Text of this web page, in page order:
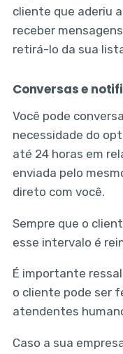
cliente que aderiu
receber
retirá-lo da sua
Conversas e
Você pode
necessidade do
até 24 horas em
enviada pelo
direto com você.
Sempre que o
esse intervalo é
É importante
o cliente pode ser
atendentes
Caso a sua